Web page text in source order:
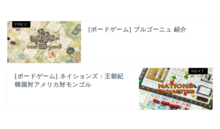
[ボードゲーム] ブルゴーニュ 紹介
[ボードゲーム] ネイションズ：王朝紀
韓国対アメリカ対モンゴル